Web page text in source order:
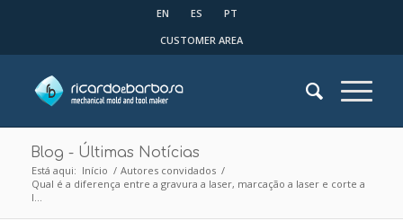
EN ES
PT
CUSTOMER AREA
Blog - Últimas Notícias
Está aqui: Início / Autores convidados /
Qual é a diferença entre a gravura a laser, marcação a laser e corte a
l...